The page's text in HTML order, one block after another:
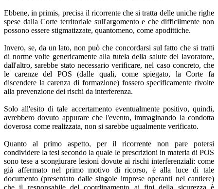
Ebbene, in primis, precisa il ricorrente che si tratta delle uniche righe
spese dalla Corte territoriale sull'argomento e che difficilmente non
possono essere stigmatizzate, quantomeno, come apodittiche.
Invero, se, da un lato, non può che concordarsi sul fatto che si tratti
di norme volte genericamente alla tutela della salute del lavoratore,
dall'altro, sarebbe stato necessario verificare, nel caso concreto, che
le carenze del POS (dalle quali, come spiegato, la Corte fa
discendere la carenza di formazione) fossero specificamente rivolte
alla prevenzione dei rischi da interferenza.
Solo all'esito di tale accertamento eventualmente positivo, quindi,
avrebbero dovuto appurare che l'evento, immaginando la condotta
doverosa come realizzata, non si sarebbe ugualmente verificato.
Quanto al primo aspetto, per il ricorrente non pare potersi
condividere la tesi secondo la quale le prescrizioni in materia di POS
sono tese a scongiurare lesioni dovute ai rischi interferenziali: come
già affermato nel primo motivo di ricorso, è alla luce di tale
documento (presentato dalle singole imprese operanti nel cantiere)
che il responsabile del coordinamento ai fini della sicurezza è